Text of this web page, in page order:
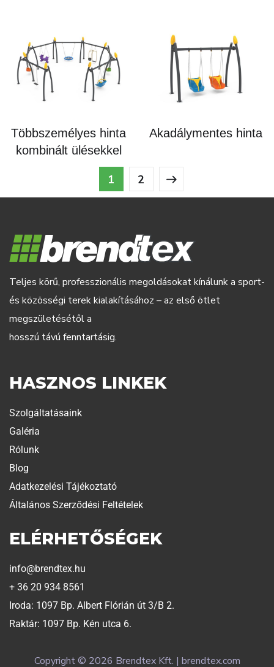
Többszemélyes hinta
kombinált ülésekkel
Akadálymentes hinta
1 2
Teljes körű, professzionális megoldásokat kínálunk a sport-
és közösségi terek kialakításához – az első ötlet
megszületésétől a
hosszú távú fenntartásig.
HASZNOS LINKEK
Szolgáltatásaink
Galéria
Rólunk
Blog
Adatkezelési Tájékoztató
Általános Szerződési Feltételek
ELÉRHETŐSÉGEK
info@brendtex.hu
+ 36 20 934 8561
Iroda: 1097 Bp. Albert Flórián út 3/B 2.
Raktár: 1097 Bp. Kén utca 6.
Copyright © 2026 Brendtex Kft. | brendtex.com